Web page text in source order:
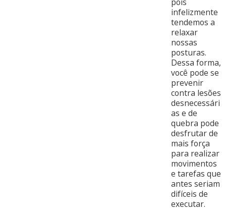
infelizmente
tendemos a
relaxar
nossas
posturas.
Dessa forma,
você pode se
prevenir
contra lesões
desnecessári
as e de
quebra pode
desfrutar de
mais força
para realizar
movimentos
e tarefas que
antes seriam
difíceis de
executar.